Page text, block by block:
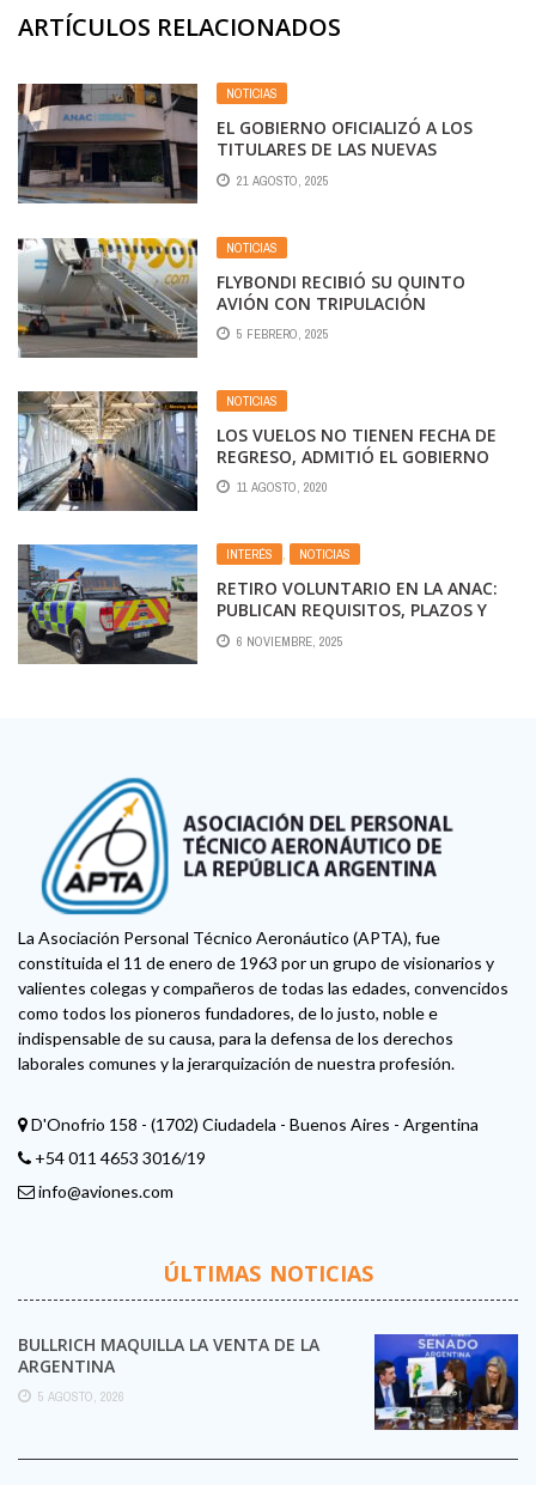
ARTÍCULOS RELACIONADOS
NOTICIAS
EL GOBIERNO OFICIALIZÓ A LOS
TITULARES DE LAS NUEVAS
AGENCIAS DE TRANSPORTE
21 AGOSTO, 2025
NOTICIAS
FLYBONDI RECIBIÓ SU QUINTO
AVIÓN CON TRIPULACIÓN
EXTRANJERA EN MEDIO DE LAS
QUEJAS POR REPROGRAMACIONES Y
5 FEBRERO, 2025
NOTICIAS
LOS VUELOS NO TIENEN FECHA DE
REGRESO, ADMITIÓ EL GOBIERNO
11 AGOSTO, 2020
INTERÉS , NOTICIAS
RETIRO VOLUNTARIO EN LA ANAC:
PUBLICAN REQUISITOS, PLAZOS Y
MONTOS
6 NOVIEMBRE, 2025
La Asociación Personal Técnico Aeronáutico (APTA), fue
constituida el 11 de enero de 1963 por un grupo de visionarios y
valientes colegas y compañeros de todas las edades, convencidos
como todos los pioneros fundadores, de lo justo, noble e
indispensable de su causa, para la defensa de los derechos
laborales comunes y la jerarquización de nuestra profesión.
D'Onofrio 158 - (1702) Ciudadela - Buenos Aires - Argentina
+54 011 4653 3016/19
info@aviones.com
ÚLTIMAS NOTICIAS
BULLRICH MAQUILLA LA VENTA DE LA
ARGENTINA
5 AGOSTO, 2026